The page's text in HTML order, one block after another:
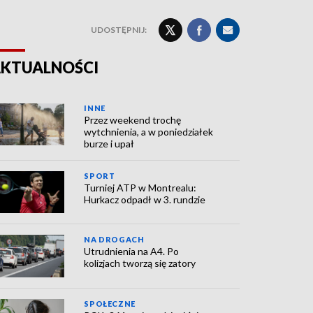
UDOSTĘPNIJ:
INNE
Przez weekend trochę
wytchnienia, a w poniedziałek
burze i upał
SPORT
Turniej ATP w Montrealu:
Hurkacz odpadł w 3. rundzie
NA DROGACH
Utrudnienia na A4. Po
kolizjach tworzą się zatory
SPOŁECZNE